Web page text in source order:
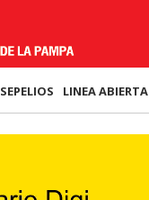
SEPELIOS LINEA ABIERTA